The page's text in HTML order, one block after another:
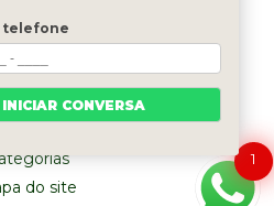
Home
Serviços
do site
1
telefone
INICIAR CONVERSA